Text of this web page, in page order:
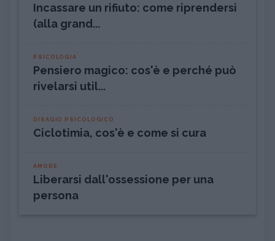
Incassare un rifiuto: come riprendersi
(alla grand...
PSICOLOGIA
Pensiero magico: cos'è e perché può
rivelarsi util...
DISAGIO PSICOLOGICO
Ciclotimia, cos'è e come si cura
AMORE
Liberarsi dall'ossessione per una
persona